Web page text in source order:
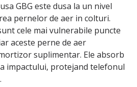
GBG este dusa la un nivel
pernelor de aer in colturi.
cele mai vulnerabile puncte
aceste perne de aer
suplimentar. Ele absorb
impactului, protejand telefonul